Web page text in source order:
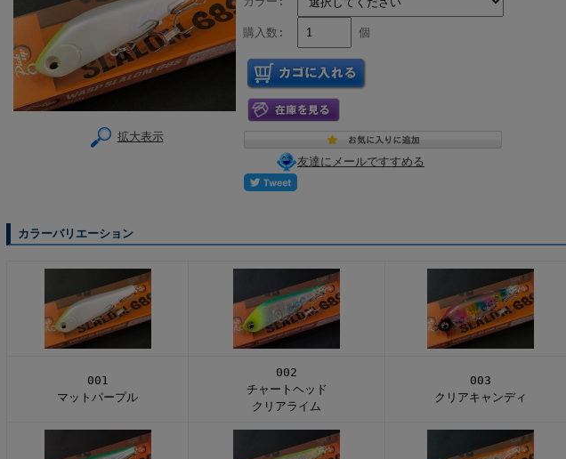
拡大表示
購入数: 個
友達にメールですすめる
カラーバリエーション
001
マットパープル
002
チャートヘッド
クリアライム
003
クリアキャンディ